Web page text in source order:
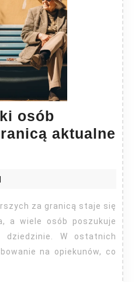
osób
aktualne
|
a wiele osób poszukuje
W ostatnich
na opiekunów, co